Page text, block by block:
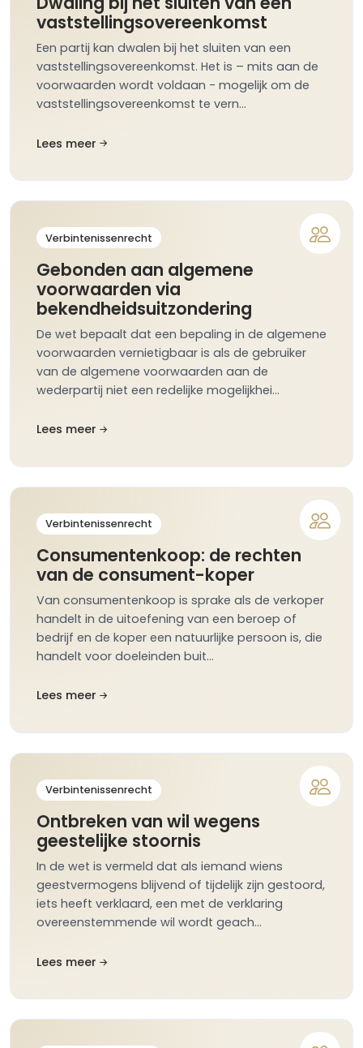
vaststellingsovereenkomst
Een partij kan dwalen bij het sluiten van een
vaststellingsovereenkomst. Het is – mits aan de
voorwaarden wordt voldaan - mogelijk om de
vaststellingsovereenkomst te vern…
Lees meer
Verbintenissenrecht
Gebonden aan algemene
voorwaarden via
bekendheidsuitzondering
De wet bepaalt dat een bepaling in de algemene
voorwaarden vernietigbaar is als de gebruiker
van de algemene voorwaarden aan de
wederpartij niet een redelijke mogelijkhei…
Lees meer
Verbintenissenrecht
Consumentenkoop: de rechten
van de consument-koper
Van consumentenkoop is sprake als de verkoper
handelt in de uitoefening van een beroep of
bedrijf en de koper een natuurlijke persoon is, die
handelt voor doeleinden buit…
Lees meer
Verbintenissenrecht
Ontbreken van wil wegens
geestelijke stoornis
In de wet is vermeld dat als iemand wiens
geestvermogens blijvend of tijdelijk zijn gestoord,
iets heeft verklaard, een met de verklaring
overeenstemmende wil wordt geach…
Lees meer